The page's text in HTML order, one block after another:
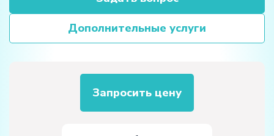
Дополнительные услуги
Запросить цену